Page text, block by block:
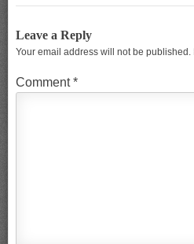
Leave a Reply
Your email address will not be published.
Comment*